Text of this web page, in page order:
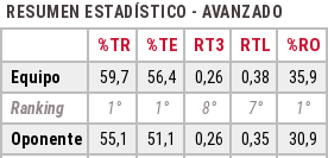
RESUMEN ESTADÍSTICO - AVANZADO
%TR %TE RT3 RTL %RO
Equipo 59,7 56,4 0,26 0,38 35,9
Ranking
1° 1° 8° 7° 1°
Oponente
55,1 51,1 0,26 0,35 30,9